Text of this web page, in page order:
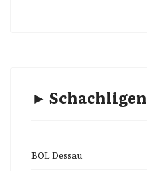
► Schachligen
BOL Dessau